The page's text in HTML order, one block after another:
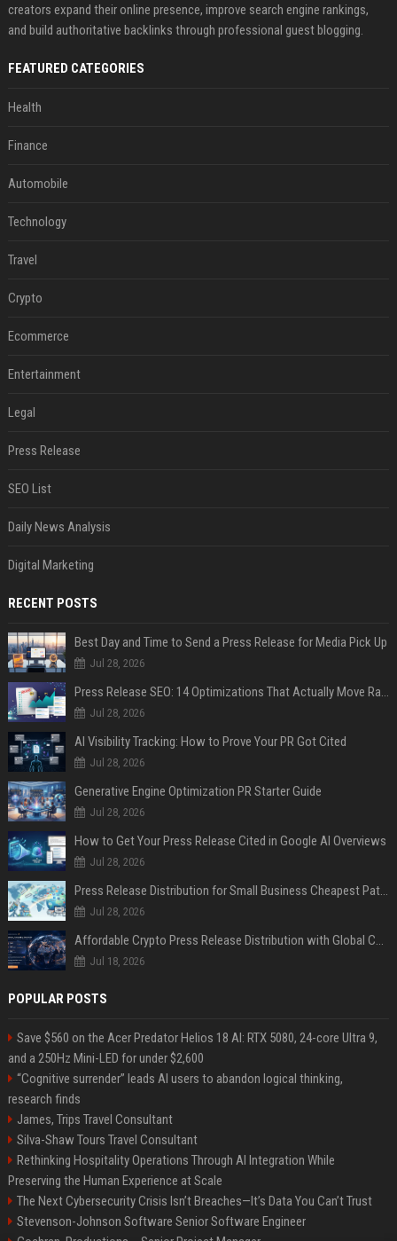
creators expand their online presence, improve search engine rankings,
and build authoritative backlinks through professional guest blogging.
FEATURED CATEGORIES
Health
Finance
Automobile
Technology
Travel
Crypto
Ecommerce
Entertainment
Legal
Press Release
SEO List
Daily News Analysis
Digital Marketing
RECENT POSTS
Best Day and Time to Send a Press Release for Media Pick Up
Jul 28, 2026
Press Release SEO: 14 Optimizations That Actually Move Rankings
Jul 28, 2026
AI Visibility Tracking: How to Prove Your PR Got Cited
Jul 28, 2026
Generative Engine Optimization PR Starter Guide
Jul 28, 2026
How to Get Your Press Release Cited in Google AI Overviews
Jul 28, 2026
Press Release Distribution for Small Business Cheapest Path to Real Coverage
Jul 28, 2026
Affordable Crypto Press Release Distribution with Global Coverage
Jul 18, 2026
POPULAR POSTS
Save $560 on the Acer Predator Helios 18 AI: RTX 5080, 24-core Ultra 9,
and a 250Hz Mini-LED for under $2,600
“Cognitive surrender” leads AI users to abandon logical thinking,
research finds
James, Trips Travel Consultant
Silva-Shaw Tours Travel Consultant
Rethinking Hospitality Operations Through AI Integration While
Preserving the Human Experience at Scale
The Next Cybersecurity Crisis Isn’t Breaches—It’s Data You Can’t Trust
Stevenson-Johnson Software Senior Software Engineer